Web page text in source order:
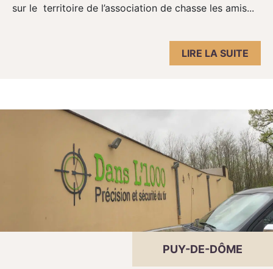
sur le territoire de l’association de chasse les amis...
LIRE LA SUITE
PUY-DE-DÔME